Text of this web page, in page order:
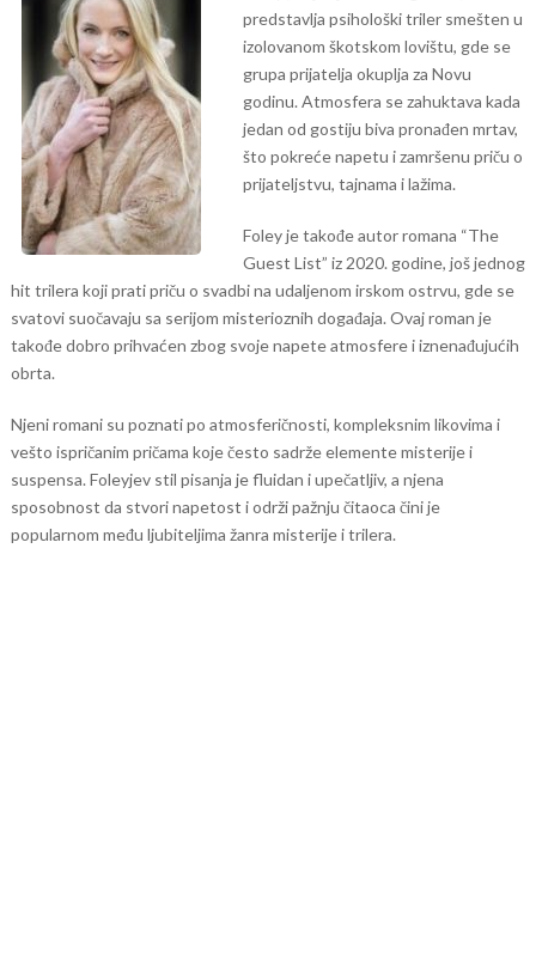
predstavlja psihološki triler smešten u
izolovanom škotskom lovištu, gde se
grupa prijatelja okuplja za Novu
godinu. Atmosfera se zahuktava kada
jedan od gostiju biva pronađen mrtav,
što pokreće napetu i zamršenu priču o
prijateljstvu, tajnama i lažima.
Foley je takođe autor romana “The
Guest List” iz 2020. godine, još jednog
hit trilera koji prati priču o svadbi na udaljenom irskom ostrvu, gde se
svatovi suočavaju sa serijom misterioznih događaja. Ovaj roman je
takođe dobro prihvaćen zbog svoje napete atmosfere i iznenađujućih
obrta.
Njeni romani su poznati po atmosferičnosti, kompleksnim likovima i
vešto ispričanim pričama koje često sadrže elemente misterije i
suspensa. Foleyjev stil pisanja je fluidan i upečatljiv, a njena
sposobnost da stvori napetost i održi pažnju čitaoca čini je
popularnom među ljubiteljima žanra misterije i trilera.